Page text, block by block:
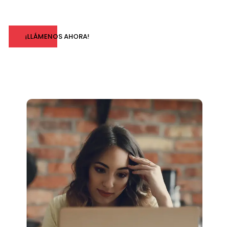
¡LLÁMENOS AHORA!